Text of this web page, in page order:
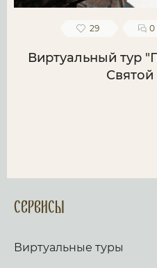
29 0
Виртуальный тур
Сервисы
Виртуальные туры